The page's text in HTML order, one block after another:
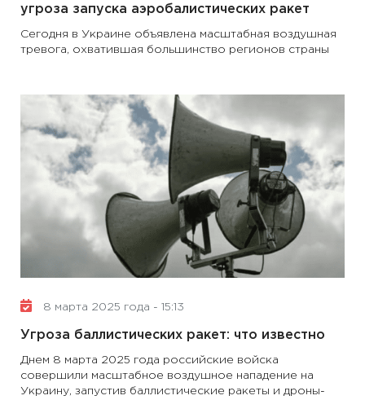
угроза запуска аэробалистических ракет
Сегодня в Украине объявлена ​​масштабная воздушная
тревога, охватившая большинство регионов страны
8 марта 2025 года - 15:13
Угроза баллистических ракет: что известно
Днем 8 марта 2025 года российские войска
совершили масштабное воздушное нападение на
Украину, запустив баллистические ракеты и дроны-